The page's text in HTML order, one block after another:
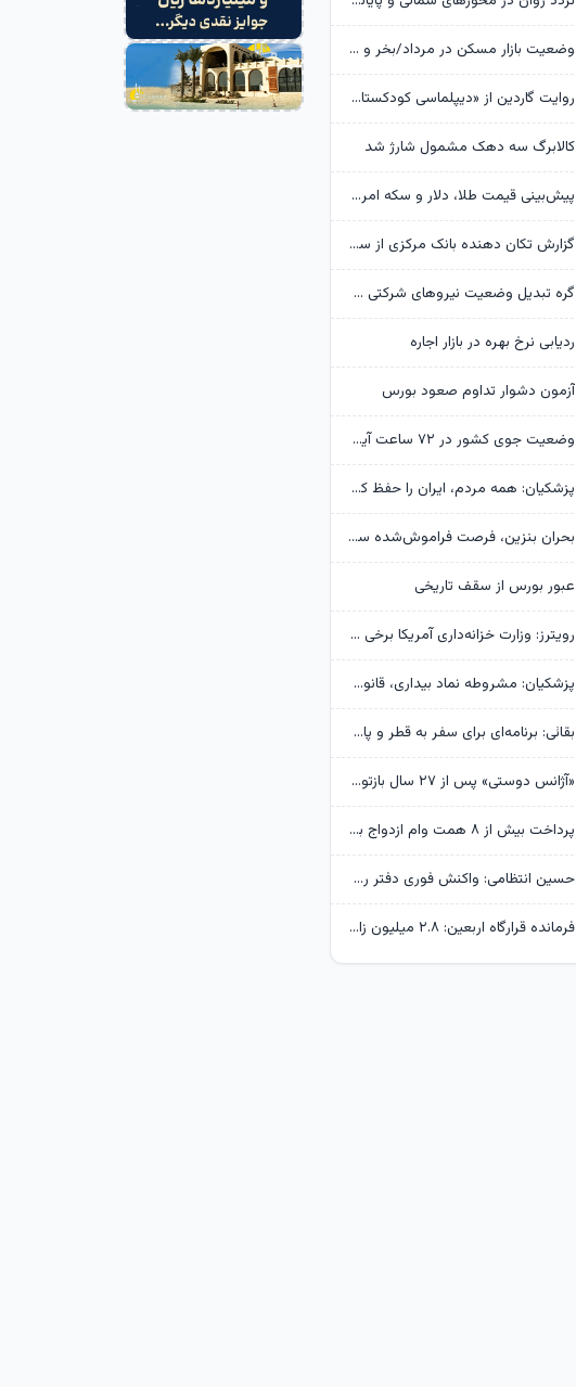
وضعیت بازار مسکن در مرداد/بخر و بفروش‌ها دست از کار کشیدند
روایت گاردین از «دیپلماسی کودکستانی» ترامپ در برابر ایران
کالابرگ سه دهک مشمول شارژ شد
پیش‌بینی قیمت طلا، دلار و سکه امروز 15 مرداد 1405/ بازار منتظر مذاکرات تنگه هرمز
گزارش تکان‌ دهنده بانک مرکزی از سفره ایرانی‌ها؛ تورم چگونه فقرا را فقیرتر کرد؟
گره تبدیل وضعیت نیروهای شرکتی / قانون مانع است یا پیمانکاران؟
ردیابی نرخ بهره در بازار اجاره
آزمون دشوار تداوم صعود بورس
وضعیت جوی کشور در ۷۲ ساعت آینده؛ موج بارش‌های تابستانه در راه ۱۱ استان
پزشکیان: همه مردم، ایران را حفظ کردند/ بودن رهبر انقلاب قوت قلب بالایی برای ماست
بحران بنزین، فرصت فراموش‌شده سی‌ان‌جی
عبور بورس از سقف تاریخی
رویترز: وزارت خزانه‌داری آمریکا برخی تحریم‌های مرتبط با ایران را لغو کرد
پزشکیان: مشروطه نماد بیداری، قانون‌گرایی و مردم‌سالاری ملت ایران است
بقائی: برنامه‌ای برای سفر به قطر و پاکستان نداریم/بیانیه مشترک ایران و عمان در مرحله تدوین
«آژانس دوستی» پس از ۲۷ سال بازتولید می‌شود
پرداخت بیش از ۸ همت وام ازدواج به زوج‌های جوان توسط بانک ملی ایران
حسین انتظامی: واکنش فوری دفتر رهبر انقلاب بساط یک عملیات را جمع کرد
فرمانده قرارگاه اربعین: ۲.۸ میلیون زائر به کشور بازگشتند